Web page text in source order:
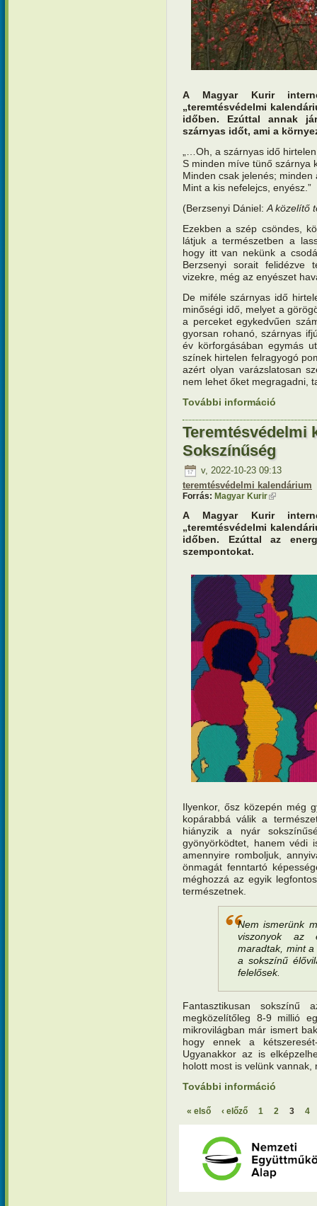
A Magyar Kurir
„teremtésvédelmi
időben. Ezúttal annak
szárnyas időt, ami a
„…Oh, a szárnyas idő
S minden míve tünő szárnya
Minden csak jelenés; minden
Mint a kis nefelejcs, enyész.”
(Berzsenyi Dániel: A közelítő
Ezekben a szép csöndes,
látjuk a természetben a
hogy itt van nekünk a
Berzsenyi sorait felidézve
vizekre, még az enyészet
De miféle szárnyas idő
minőségi idő, melyet a
a perceket egykedvűen
gyorsan rohanó, szárnyas
év körforgásában egymás
színek hirtelen felragyogó
azért olyan varázslatosan
nem lehet őket megragadni,
További információ
Teremtésvédelmi
Sokszínűség
v, 2022-10-23 09:13
teremtésvédelmi kalendárium
Forrás: Magyar Kurir(külső
A Magyar Kurir
„teremtésvédelmi
időben. Ezúttal az
szempontokat.
Ilyenkor, ősz közepén még
kopárabbá válik a
hiányzik a nyár
gyönyörködtet, hanem védi
amennyire romboljuk,
önmagát fenntartó
méghozzá az egyik
természetnek.
Nem ismerünk
viszonyok az
maradtak, mint
a sokszínű
felelősek.
Fantasztikusan
megközelítőleg 8-9 millió
mikrovilágban már ismert
hogy ennek a
Ugyanakkor az is
holott most is velünk
További információ
Oldalak
« első ‹ előző 1 2 3 4